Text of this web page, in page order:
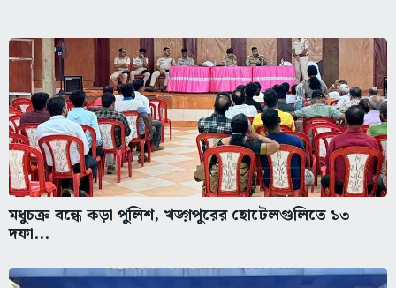
মধুচক্র বন্ধে কড়া পুলিশ, খড়্গপুরের হোটেলগুলিতে ১৩
দফা...